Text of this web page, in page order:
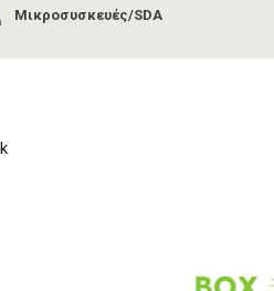
Μικροσυσκευές/SDA
pack 16x 4.7gb